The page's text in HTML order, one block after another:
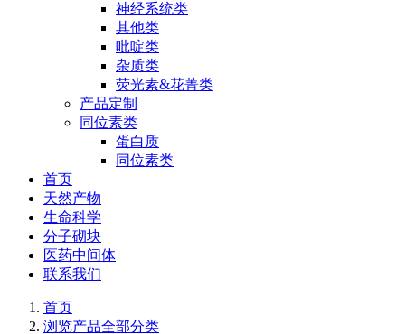
神经系统类
其他类
吡啶类
杂质类
荧光素&花菁类
产品定制
同位素类
蛋白质
同位素类
首页
天然产物
生命科学
分子砌块
医药中间体
联系我们
首页
浏览产品全部分类